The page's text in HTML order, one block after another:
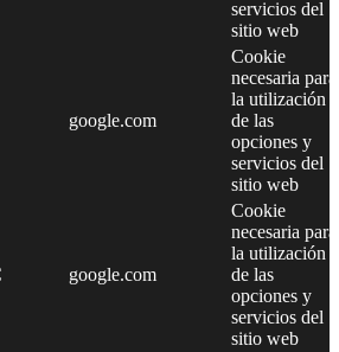
servicios del
sitio web
google.com
Cookie
necesaria para
la utilización
de las
opciones y
servicios del
sitio web
google.com
Cookie
necesaria para
la utilización
de las
opciones y
servicios del
sitio web